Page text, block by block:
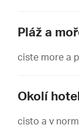
Pláž a
ciste more a
Okolí
cisto a v